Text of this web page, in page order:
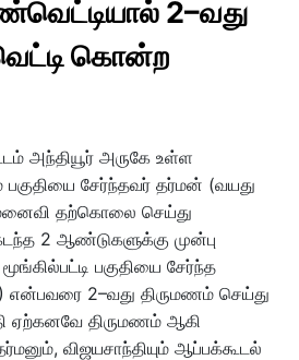
2–வது
கொன்ற
அந்தியூர் அருகே உள்ள
சேர்ந்தவர் தர்மன் (வயது
மனைவி தற்கொலை செய்து
2 ஆண்டுகளுக்கு முன்பு
பகுதியை சேர்ந்த
என்பவரை 2–வது திருமணம் செய்து
ஏற்கனவே திருமணம் ஆகி
விஜயசாந்தியும் ஆப்பக்கூடல்